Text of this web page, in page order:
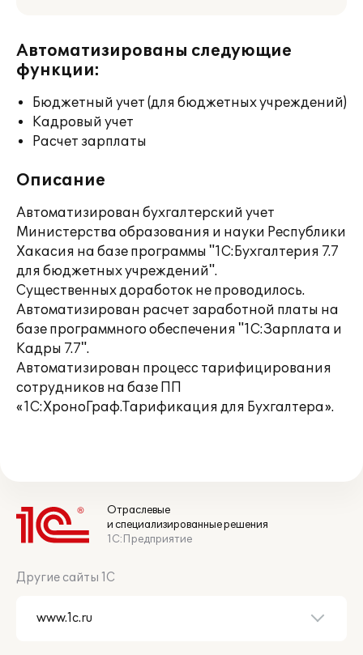
Автоматизированы следующие
функции:
Бюджетный учет (для бюджетных учреждений)
Кадровый учет
Расчет зарплаты
Описание
Автоматизирован бухгалтерский учет
Министерства образования и науки Республики
Хакасия на базе программы "1С:Бухгалтерия 7.7
для бюджетных учреждений".
Существенных доработок не проводилось.
Автоматизирован расчет заработной платы на
базе программного обеспечения "1С:Зарплата и
Кадры 7.7".
Автоматизирован процесс тарифицирования
сотрудников на базе ПП
«1С:ХроноГраф.Тарификация для Бухгалтера».
Отраслевые
и специализированные решения
1С:Предприятие
Другие сайты 1С